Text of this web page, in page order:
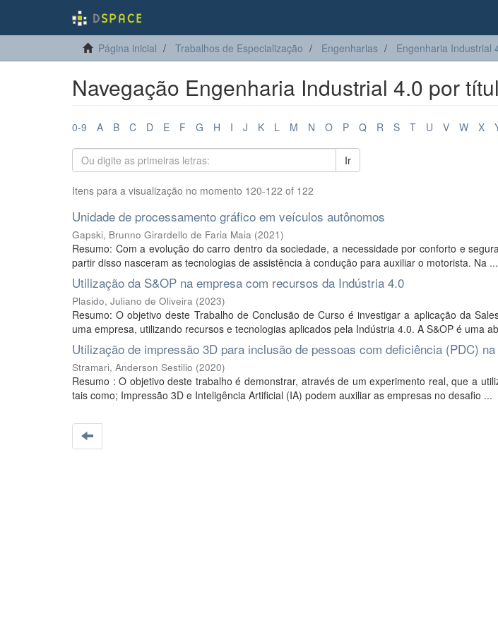
Página inicial Trabalhos de Especialização Engenharias Engenharia Industrial
Navegação Engenharia Industrial 4.0 por
0-9 A B C D E F G H I J K L M N O P Q R S T U V W X
Ir
Itens para a visualização no momento 120-122 of 122
Unidade de processamento gráfico em veículos autônomos
Gapski, Brunno Girardello de Faria Maia (2021)
Resumo: Com a evolução do carro dentro da sociedade, a necessidade por conforto e
partir disso nasceram as tecnologias de assistência à condução para auxiliar o motorista. Na ...
Utilização da S&OP na empresa com recursos da Indústria 4.0
Plasido, Juliano de Oliveira (2023)
Resumo: O objetivo deste Trabalho de Conclusão de Curso é investigar a aplicação da
uma empresa, utilizando recursos e tecnologias aplicados pela Indústria 4.0. A S&OP é uma
Utilização de impressão 3D para inclusão de pessoas com deficiência (PDC)
Stramari, Anderson Sestilio (2020)
Resumo : O objetivo deste trabalho é demonstrar, através de um experimento real, que a
tais como; Impressão 3D e Inteligência Artificial (IA) podem auxiliar as empresas no desafio ...